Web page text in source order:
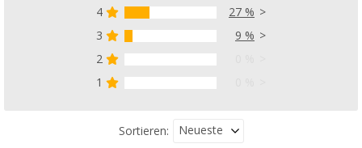
4
27 %
3
9 %
2
1
Sortieren: Neueste